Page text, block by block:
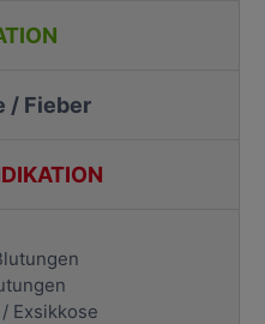
/ Fieber
Exsikkose